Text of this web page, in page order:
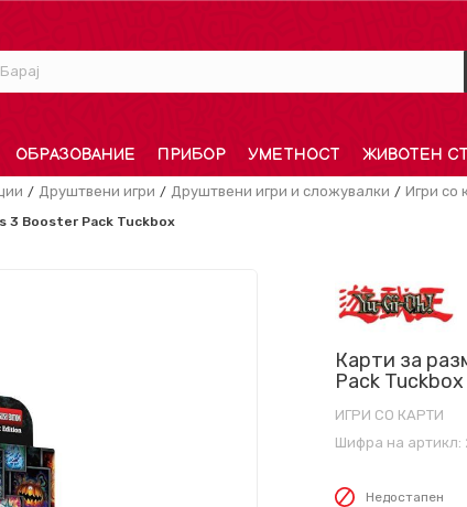
Барај
ОБРАЗОВАНИЕ ПРИБОР УМЕТНОСТ ЖИВОТЕН
Друштвени игри Друштвени игри и сложувалки Игри со
3 Booster Pack Tuckbox
Карти за
Pack Tuckbox
ИГРИ СО КАРТИ
Шифра на артикл:
Недостапен